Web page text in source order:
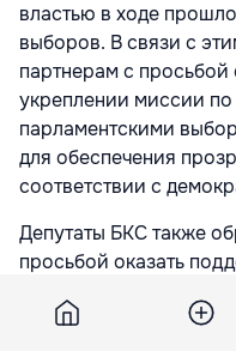
властью в ходе
выборов. В связи с
партнерам с просьбой
укреплении миссии
парламентскими
для обеспечения
соответствии с
Депутаты БКС также
просьбой оказать
обратив внимание на